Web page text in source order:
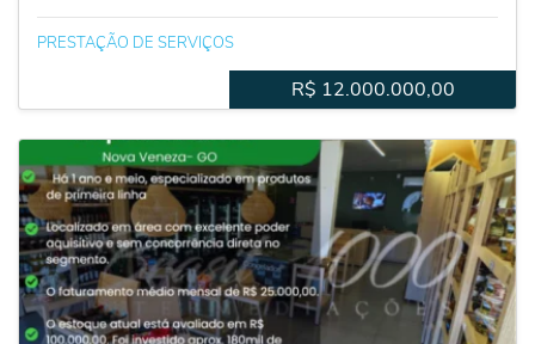
PRESTAÇÃO DE SERVIÇOS
R$ 12.000.000,00